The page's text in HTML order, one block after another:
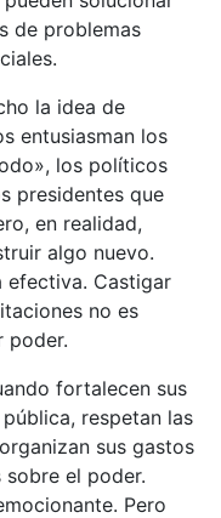
de problemas
la idea de
entusiasman los
los políticos
presidentes que
en realidad,
algo nuevo.
efectiva. Castigar
no es
poder.
fortalecen sus
respetan las
sus gastos
el poder.
Pero